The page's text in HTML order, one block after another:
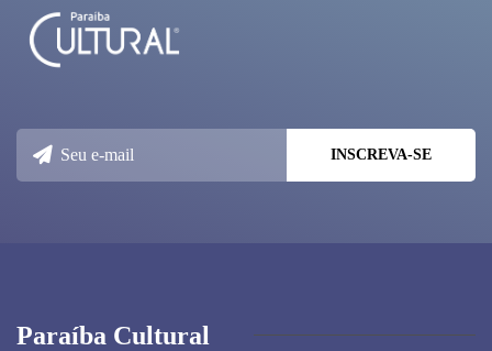
Paraíba Cultural